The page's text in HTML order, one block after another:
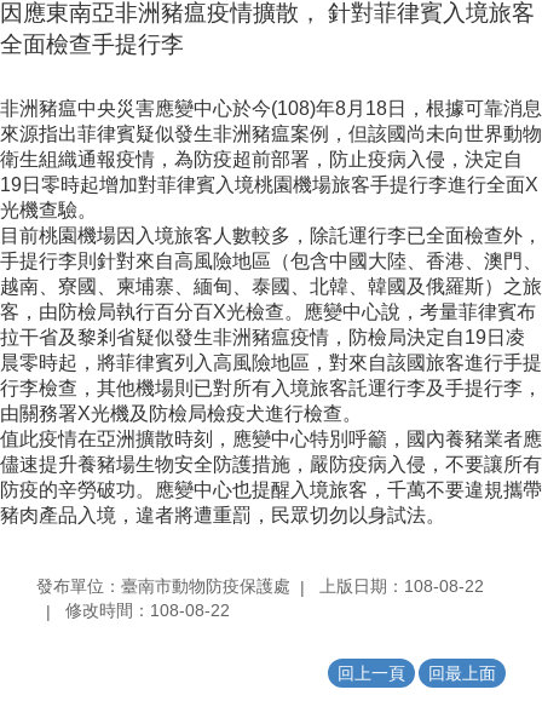
因應東南亞非洲豬瘟疫情擴散， 針對菲律賓入境旅客
全面檢查手提行李
非洲豬瘟中央災害應變中心於今(108)年8月18日，根據可靠消息
來源指出菲律賓疑似發生非洲豬瘟案例，但該國尚未向世界動物
衛生組織通報疫情，為防疫超前部署，防止疫病入侵，決定自‪
19日零時‬起增加對菲律賓入境桃園機場旅客手提行李進行全面X
光機查驗。
目前桃園機場因入境旅客人數較多，除託運行李已全面檢查外，
手提行李則針對來自高風險地區（包含中國大陸、香港、澳門、
越南、寮國、柬埔寨、緬甸、泰國、北韓、韓國及俄羅斯）之旅
客，由防檢局執行百分百X光檢查。應變中心說，考量菲律賓布
拉干省及黎剎省疑似發生非洲豬瘟疫情，防檢局決定自‪19日凌
晨零時起，將菲律賓列入高風險地區，對來自該國旅客進行手提
行李檢查，其他機場則已對所有入境旅客託運行李及手提行李，
由關務署X光機及防檢局檢疫犬進行檢查。
值此疫情在亞洲擴散時刻，應變中心特別呼籲，國內養豬業者應
儘速提升養豬場生物安全防護措施，嚴防疫病入侵，不要讓所有
防疫的辛勞破功。應變中心也提醒入境旅客，千萬不要違規攜帶
豬肉產品入境，違者將遭重罰，民眾切勿以身試法。
發布單位：臺南市動物防疫保護處
上版日期：108-08-22
修改時間：108-08-22
回上一頁 回最上面